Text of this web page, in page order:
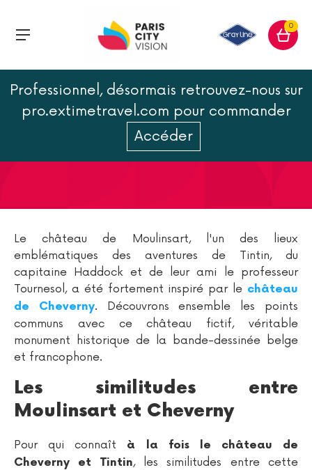
0
Professionnel, désormais retrouvez-nous sur
pro.extimetravel.com pour commander
Accéder
Cheverny et le château de
Moulinsart dans Tintin
Le château de Moulinsart, l'un des lieux
emblématiques des aventures de Tintin, du
capitaine Haddock et de leur ami le professeur
Tournesol, a été fortement inspiré par le château
de Cheverny. Découvrons ensemble les points
communs avec ce château fictif, véritable
monument historique de la bande-dessinée belge
et francophone.
Les similitudes entre
Moulinsart et Cheverny
Pour qui connaît à la fois le château de
Cheverny et Tintin, les similitudes entre cette